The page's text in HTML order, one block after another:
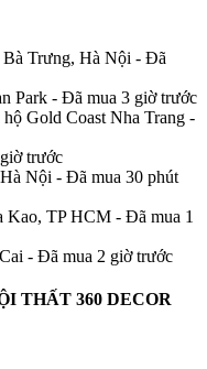
Trưng, Hà Nội - Đã
Park - Đã mua 3 giờ trước
hộ Gold Coast Nha Trang -
trước
Nội - Đã mua 30 phút
Kao, TP HCM - Đã mua 1
- Đã mua 2 giờ trước
THẤT 360 DECOR